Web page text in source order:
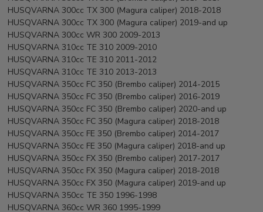
HUSQVARNA 300cc TX 300 (Magura caliper) 2018-2018
HUSQVARNA 300cc TX 300 (Magura caliper) 2019-and up
HUSQVARNA 300cc WR 300 2009-2013
HUSQVARNA 310cc TE 310 2009-2010
HUSQVARNA 310cc TE 310 2011-2012
HUSQVARNA 310cc TE 310 2013-2013
HUSQVARNA 350cc FC 350 (Brembo caliper) 2014-2015
HUSQVARNA 350cc FC 350 (Brembo caliper) 2016-2019
HUSQVARNA 350cc FC 350 (Brembo caliper) 2020-and up
HUSQVARNA 350cc FC 350 (Magura caliper) 2018-2018
HUSQVARNA 350cc FE 350 (Brembo caliper) 2014-2017
HUSQVARNA 350cc FE 350 (Magura caliper) 2018-and up
HUSQVARNA 350cc FX 350 (Brembo caliper) 2017-2017
HUSQVARNA 350cc FX 350 (Magura caliper) 2018-2018
HUSQVARNA 350cc FX 350 (Magura caliper) 2019-and up
HUSQVARNA 350cc TE 350 1996-1998
HUSQVARNA 360cc WR 360 1995-1999